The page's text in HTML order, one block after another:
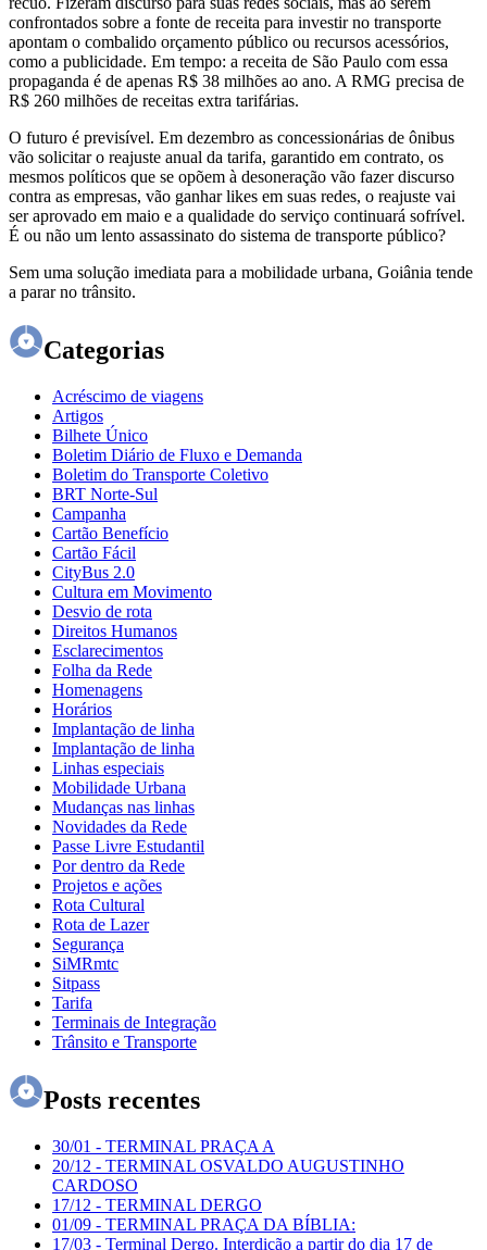
confrontados sobre a fonte de receita para investir no transporte
apontam o combalido orçamento público ou recursos acessórios,
como a publicidade. Em tempo: a receita de São Paulo com essa
propaganda é de apenas R$ 38 milhões ao ano. A RMG precisa de
R$ 260 milhões de receitas extra tarifárias.
O futuro é previsível. Em dezembro as concessionárias de ônibus
vão solicitar o reajuste anual da tarifa, garantido em contrato, os
mesmos políticos que se opõem à desoneração vão fazer discurso
contra as empresas, vão ganhar likes em suas redes, o reajuste vai
ser aprovado em maio e a qualidade do serviço continuará sofrível.
É ou não um lento assassinato do sistema de transporte público?
Sem uma solução imediata para a mobilidade urbana, Goiânia tende
a parar no trânsito.
Categorias
Acréscimo de viagens
Artigos
Bilhete Único
Boletim Diário de Fluxo e Demanda
Boletim do Transporte Coletivo
BRT Norte-Sul
Campanha
Cartão Benefício
Cartão Fácil
CityBus 2.0
Cultura em Movimento
Desvio de rota
Direitos Humanos
Esclarecimentos
Folha da Rede
Homenagens
Horários
Implantação de linha
Implantação de linha
Linhas especiais
Mobilidade Urbana
Mudanças nas linhas
Novidades da Rede
Passe Livre Estudantil
Por dentro da Rede
Projetos e ações
Rota Cultural
Rota de Lazer
Segurança
SiMRmtc
Sitpass
Tarifa
Terminais de Integração
Trânsito e Transporte
Posts recentes
30/01 - TERMINAL PRAÇA A
20/12 - TERMINAL OSVALDO AUGUSTINHO
CARDOSO
17/12 - TERMINAL DERGO
01/09 - TERMINAL PRAÇA DA BÍBLIA:
17/03 - Terminal Dergo. Interdição a partir do dia 17 de